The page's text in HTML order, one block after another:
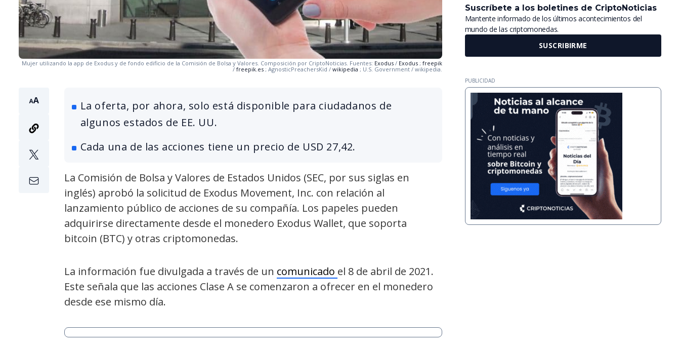
Mujer utilizando la app de Exodus y de fondo edificio de la Comisión de Bolsa y Valores. Composición por CriptoNoticias. Fuentes: Exodus/ Exodus; freepik
/ freepik.es; AgnosticPreachersKid / wikipedia ; U.S. Government / wikipedia.
La oferta, por ahora, solo está disponible para ciudadanos de
algunos estados de EE. UU.
Cada una de las acciones tiene un precio de USD 27,42.
La Comisión de Bolsa y Valores de Estados Unidos (SEC, por sus siglas en
inglés) aprobó la solicitud de Exodus Movement, Inc. con relación al
lanzamiento público de acciones de su compañía. Los papeles pueden
adquirirse directamente desde el monedero Exodus Wallet, que soporta
bitcoin (BTC) y otras criptomonedas.
La información fue divulgada a través de un comunicado el 8 de abril de 2021.
Este señala que las acciones Clase A se comenzaron a ofrecer en el monedero
desde ese mismo día.
Suscríbete a los boletines de CriptoNoticias
Mantente informado de los últimos acontecimientos del
mundo de las criptomonedas.
SUSCRIBIRME
PUBLICIDAD